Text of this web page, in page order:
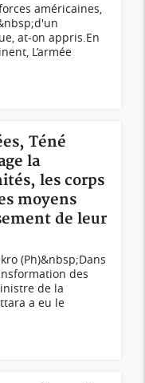
américaines,
at-on appris.En
L’armée
Téné
la
les corps
moyens
de leur
(Ph)&nbsp;Dans
des
de la
a eu le